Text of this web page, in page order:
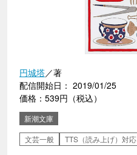
円城塔／著
配信開始日： 2019/01/25
価格：539円（税込）
新潮文庫
文芸一般
TTS（読み上げ）対応